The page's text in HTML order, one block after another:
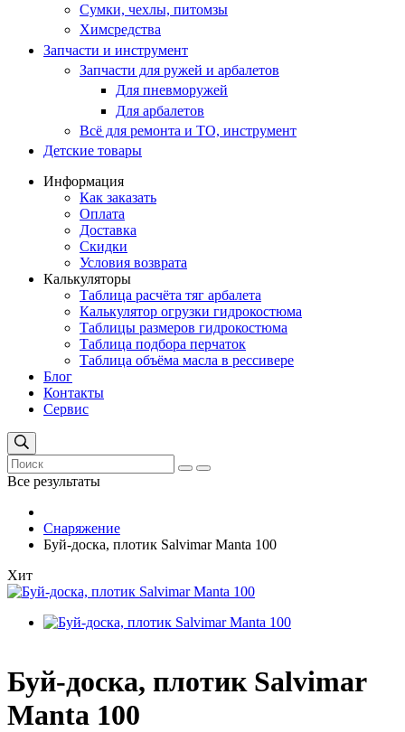
Сумки, чехлы, питомзы
Химсредства
Запчасти и инструмент
Запчасти для ружей и арбалетов
Для пневморужей
Для арбалетов
Всё для ремонта и ТО, инструмент
Детские товары
Информация
Как заказать
Оплата
Доставка
Скидки
Условия возврата
Калькуляторы
Таблица расчёта тяг арбалета
Калькулятор огрузки гидрокостюма
Таблицы размеров гидрокостюма
Таблица подбора перчаток
Таблица объёма масла в рессивере
Блог
Контакты
Сервис
Все результаты
Снаряжение
Буй-доска, плотик Salvimar Manta 100
Хит
Буй-доска, плотик Salvimar
Manta 100